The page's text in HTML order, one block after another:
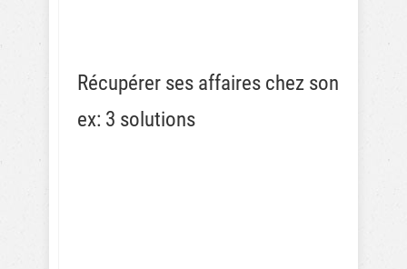
Récupérer ses affaires chez son
ex: 3 solutions